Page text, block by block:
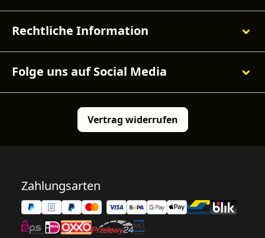
Rechtliche Information
Folge uns auf Social Media
Vertrag widerrufen
Zahlungsarten